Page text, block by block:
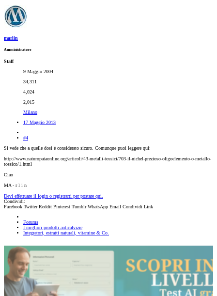
marlin
Amministratore
Staff
9 Maggio 2004
34,311
4,024
2,015
Milano
17 Maggio 2013
#4
Si vede che a quelle dosi è considerato sicuro. Comunque puoi leggere qui:
http://www.naturopataonline.org/articoli/43-metalli-tossici/703-il-nichel-prezioso-oligoelemento-o-metallo-
tossico/1.html
Ciao
MA - r l i n
Devi effettuare il login o registrarti per postare qui.
Condividi:
Facebook Twitter Reddit Pinterest Tumblr WhatsApp Email Condividi Link
Forums
I migliori prodotti anticalvizie
Integratori, estratti naturali, vitamine & Co.